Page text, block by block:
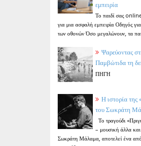
εμπειρία
Το παιδί σας
για μια ασφαλή εμπειρία Οδηγός
των οθονών Όσο μεγαλώνουν, τα
Ψαρεύοντας
Παμβώτιδα τη
ΠΗΓΗ
Η ιστορία της
του Σωκράτη
Το τραγούδι
– μουσική άλλα
Σωκράτη Μάλαμα, αποτελεί ένα